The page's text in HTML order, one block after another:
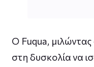
Ο Fuqua,
στη δυσκολία να